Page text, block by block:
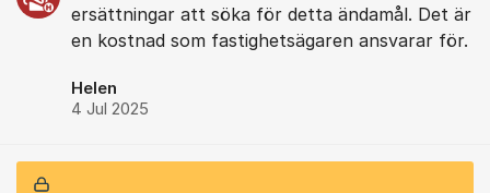
ersättningar att söka för detta ändamål. Det är
en kostnad som fastighetsägaren ansvarar för.
Helen
4 Jul 2025